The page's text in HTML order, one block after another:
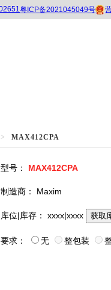
> MAX412CPA
型号： MAX412CPA
制造商： Maxim
库位|库存： xxxx|xxxx 获取
要求： 无 整包装